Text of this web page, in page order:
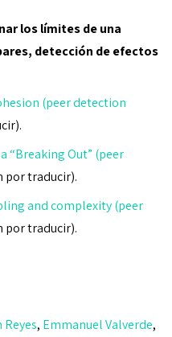
los límites de una
detección de efectos
(peer detection
“Breaking Out” (peer
por traducir).
and complexity (peer
por traducir).
Reyes, Emmanuel Valverde,